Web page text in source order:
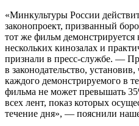
«Минкультуры России
законопроект, призванный
тот же фильм
нескольких кинозалах и
признали в пресс-службе. —
в законодательство,
каждого демонстрируемого в
фильма не может превышать
всех лент, показ которых
течение дня», — пояснили